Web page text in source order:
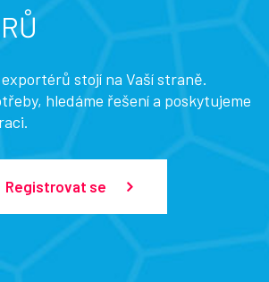
stojí na Vaší straně.
hledáme řešení a poskytujeme
Registrovat se